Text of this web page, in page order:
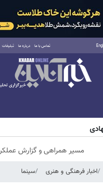
تماس با ما درباره ما تبلیغات
پنجشنبه ۱۵ مرداد ۱۴۰۵
مسیر همراهی و گزارش عملکرد
اخبار فرهنگی و هنری سینما